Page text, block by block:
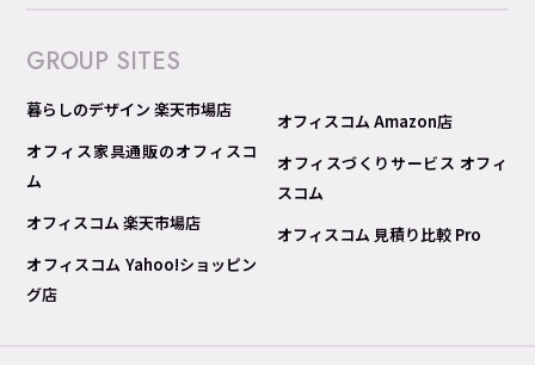
GROUP SITES
暮らしのデザイン 楽天市場店
オフィス家具通販のオフィスコ
ム
オフィスコム 楽天市場店
オフィスコム Yahoo!ショッピン
グ店
オフィスコム Amazon店
オフィスづくりサービス オフィ
スコム
オフィスコム 見積り比較 Pro